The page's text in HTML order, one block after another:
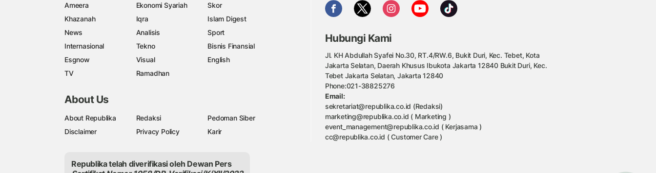
Ameera Ekonomi Syariah
Skor
Khazanah
Iqra
Islam Digest
News
Analisis
Sport
Internasional
Tekno
Bisnis Finansial
Esgnow
Visual
English
TV
Ramadhan
About Us
About Republika Redaksi
Pedoman Siber
Disclaimer
Privacy Policy Karir
Republika telah diverifikasi oleh Dewan Pers
Hubungi Kami
Jl. KH Abdullah Syafei No.30, RT.4/RW.6, Bukit Duri, Kec. Tebet, Kota
Jakarta Selatan, Daerah Khusus Ibukota Jakarta 12840 Bukit Duri, Kec.
Tebet Jakarta Selatan, Jakarta 12840
Phone:021-38825276
Email:
sekretariat@republika.co.id (Redaksi)
marketing@republika.co.id ( Marketing )
event_management@republika.co.id ( Kerjasama )
cc@republika.co.id ( Customer Care )